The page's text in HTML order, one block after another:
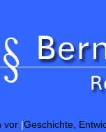
vor |Geschichte,